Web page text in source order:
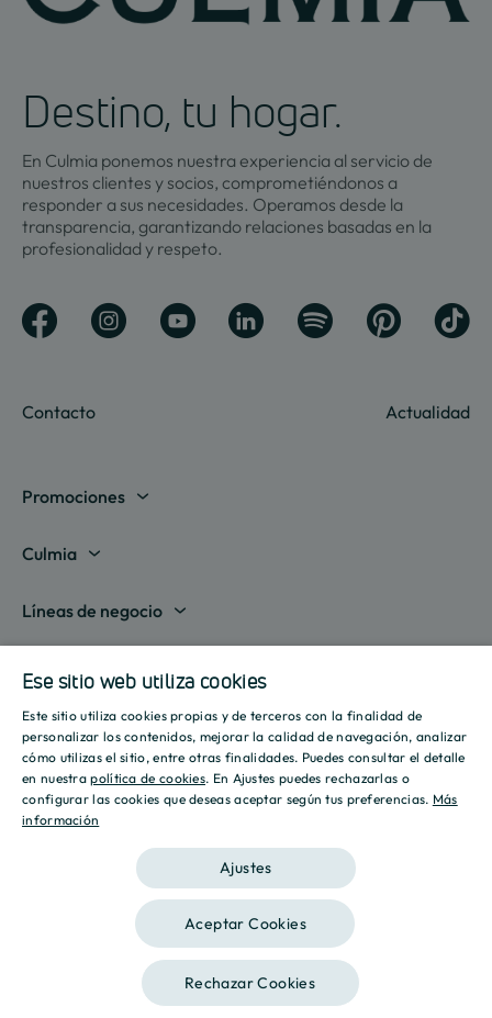
Destino, tu hogar.
En Culmia ponemos nuestra experiencia al servicio de
nuestros clientes y socios, comprometiéndonos a
responder a sus necesidades. Operamos desde la
transparencia, garantizando relaciones basadas en la
profesionalidad y respeto.
Contacto Actualidad
Promociones
Madrid
Valencia
Sevilla
Islas Baleares
Mostrar todas
Culmia
Sobre nosotros
Destino Culmia
Sala de prensa
Informes
Iniciativas
Culmia Challenges
Culmia Fest
Trabaja con nosotros
Líneas de negocio
Vivienda Alquiler
Gestión de Suelo
Actualidad
Culmia es noticia
Tendencias
Estilo de vida
Sostenibilidad
Recursos
Guías
Calculadora Hipotecaria
Calculadora Energética
Política de privacidad Política de Cookies
2026 Culmia • Todos los derechos reservados
Este sitio está registrado en wpml.org
como sitio de desarrollo. Cambia a una
clave de sitio de producción en
remove this banner
SPANISH
ENGLISH
Ese sitio web utiliza cookies
Este sitio utiliza cookies propias y de terceros con la finalidad de
personalizar los contenidos, mejorar la calidad de navegación, analizar
cómo utilizas el sitio, entre otras finalidades. Puedes consultar el detalle
en nuestrapolítica de cookies. En Ajustes puedes rechazarlas o
configurar las cookies que deseas aceptar según tus preferencias. Más
información
Ajustes
Aceptar Cookies
Rechazar Cookies